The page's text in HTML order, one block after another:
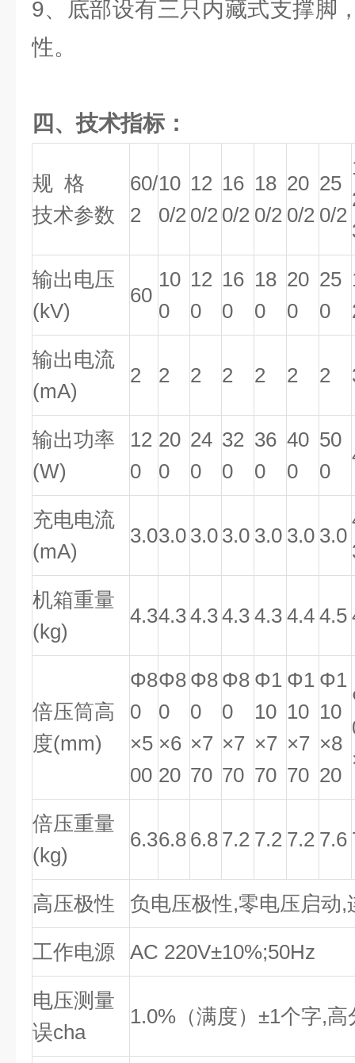
9、底部设有三只内藏式支撑脚
性。
四、技术指标：
规 格
技术参数
60/
2
10
0/2
12
0/2
16
0/2
18
0/2
20
0/2
25
0/2
输出电压
(kV)
60
10
0
12
0
16
0
18
0
20
0
25
0
输出电流
(mA)
2 2 2 2 2 2 2
输出功率
(W)
12
0
20
0
24
0
32
0
36
0
40
0
50
0
充电电流
(mA)
3.03.0 3.0 3.0 3.0 3.0 3.0
机箱重量
(kg)
4.34.34.34.3 4.3 4.4 4.5
倍压筒高
度(mm)
Φ8
0
×5
00
Φ8
0
×6
20
Φ8
0
×7
70
Φ8
0
×7
70
Φ1
10
×7
70
Φ1
10
×7
70
Φ1
10
×8
20
倍压重量
(kg)
6.36.8 6.8 7.2 7.2 7.2 7.6
高压极性 负电压极性,零电压启动,
工作电源 AC 220V±10%;50Hz
电压测量
误cha
1.0%（满度）±1个字,